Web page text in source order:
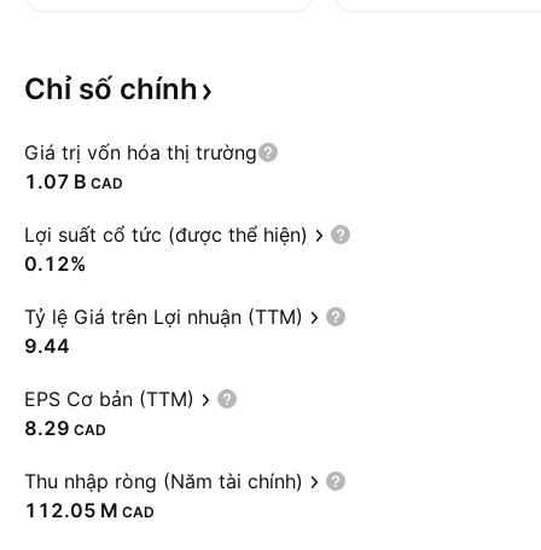
Chỉ số chính
Giá trị vốn hóa thị trường
‪1.07 B‬ CAD
Lợi suất cổ tức (được thể hiện)
0.12%
Tỷ lệ Giá trên Lợi nhuận (TTM)
9.44
EPS Cơ bản (TTM)
8.29 CAD
Thu nhập ròng (Năm tài chính)
‪112.05 M‬ CAD